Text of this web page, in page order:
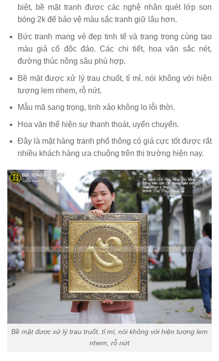
biệt, bề mặt tranh được các nghệ nhân quét lớp son
bóng 2k để bảo vệ màu sắc tranh giữ lâu hơn.
Bức tranh mang vẻ đẹp tinh tế và trang trọng cùng tạo
màu giả cổ độc đáo. Các chi tiết, hoa văn sắc nét,
đường thúc nông sâu phù hợp.
Bề mặt được xử lý trau chuốt, tỉ mỉ, nói không với hiện
tượng lem nhem, rỗ nứt.
Mẫu mã sang trọng, tinh xảo không lo lỗi thời.
Hoa văn thể hiện sự thanh thoát, uyển chuyển.
Đây là mặt hàng tranh phổ thông có giá cực tốt được rất
nhiều khách hàng ưa chuộng trên thị trường hiện nay.
Bề mặt được xử lý trau truốt, tỉ mỉ, nói không với hiện tượng lem
nhem, rỗ nứt